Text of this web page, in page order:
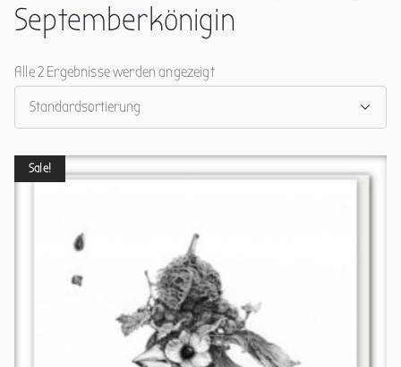
Septemberkönigin
Alle 2 Ergebnisse werden angezeigt
Sale!